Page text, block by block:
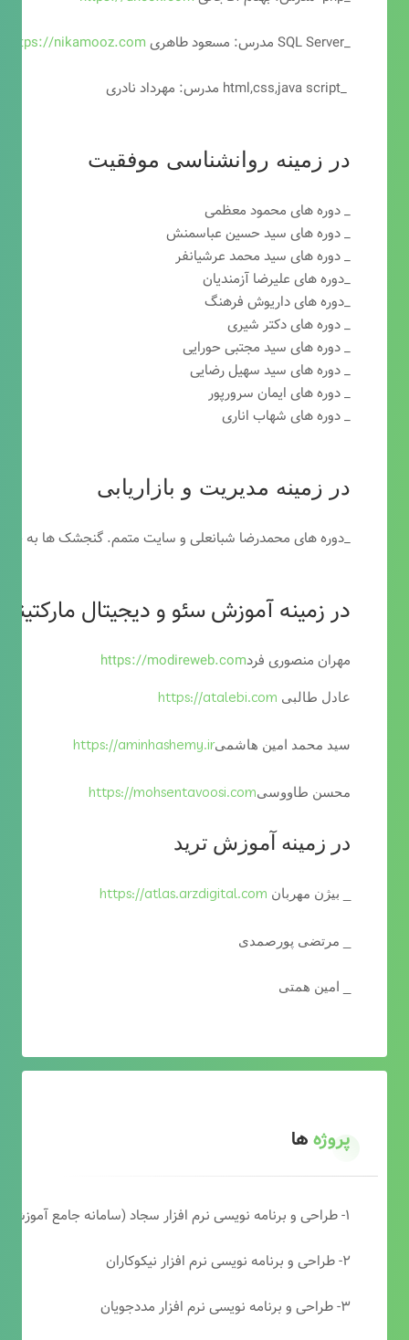
_SQL Server مدرس: مسعود طاهری
https://nikamooz.com
_html,css,java script مدرس: مهرداد نادری
در زمینه روانشناسی موفقیت
_ دوره های محمود معظمی
_ دوره های سید حسین عباسمنش
_ دوره های سید محمد عرشیانفر
_دوره های علیرضا آزمندیان
_دوره های داریوش فرهنگ
_ دوره های دکتر شیری
_ دوره های سید مجتبی حورایی
_ دوره های سید سهیل رضایی
_ دوره های ایمان سرورپور
_ دوره های شهاب اناری
در زمینه مدیریت و بازاریابی
_دوره های محمدرضا شبانعلی و سایت متمم. گنجشک ها به
در زمینه آموزش سئو و دیجیتال
مهران منصوری فردhttps://modireweb.com
عادل طالبی https://atalebi.com
سید محمد امین هاشمیhttps://aminhashemy.ir
محسن طاووسیhttps://mohsentavoosi.com
در زمینه آموزش ترید
_ بیژن مهربان https://atlas.arzdigital.com
_ مرتضی پورصمدی
_ امین همتی
پروژهها
۱- طراحی و برنامه نویسی نرم افزار سجاد (سامانه جامع آموزشی دارالقرآن)
۲- طراحی و برنامه نویسی نرم افزار نیکوکاران
۳- طراحی و برنامه نویسی نرم افزار مددجویان